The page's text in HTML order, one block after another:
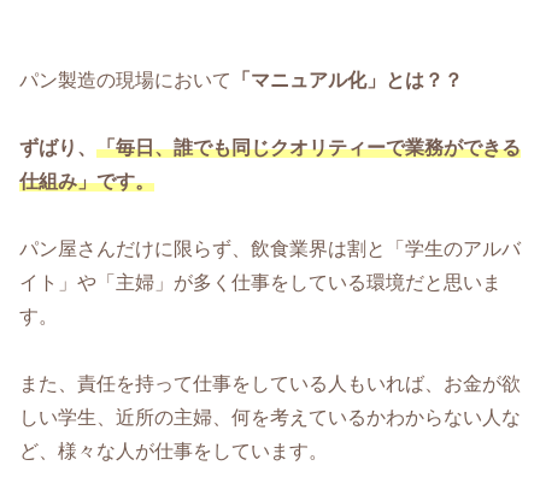
パン製造の現場において 「マニュアル化」とは？？
ずばり、 「毎日、誰でも同じクオリティーで業務ができる
仕組み」です。
パン屋さんだけに限らず、飲食業界は割と「学生のアルバ
イト」や「主婦」が多く仕事をしている環境だと思いま
す。
また、責任を持って仕事をしている人もいれば、お金が欲
しい学生、近所の主婦、何を考えているかわからない人な
ど、様々な人が仕事をしています。